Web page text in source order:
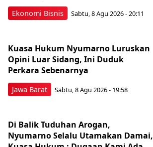
Ekonomi Bisnis Sabtu, 8 Agu 2026 - 20:11
Jawa Barat
Kuasa Hukum Nyumarno Luruskan
Opini Luar Sidang, Ini Duduk
Perkara Sebenarnya ​
Sabtu, 8 Agu 2026 - 19:58
Di Balik Tuduhan Arogan,
Nyumarno Selalu Utamakan Damai,